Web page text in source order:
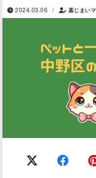
2024.03.06 / 墓じまい